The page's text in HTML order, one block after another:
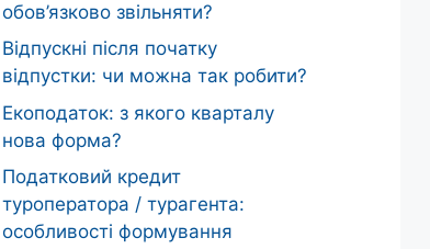
обов’язково звільняти?
Відпускні після початку
відпустки: чи можна так робити?
Екоподаток: з якого кварталу
нова форма?
Податковий кредит
туроператора / турагента:
особливості формування